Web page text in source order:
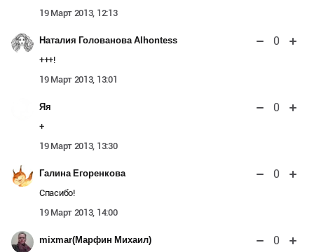
19 Март 2013, 12:13
Наталия Голованова Alhontess 0
+++!
19 Март 2013, 13:01
Яя 0
+
19 Март 2013, 13:30
Галина Егоренкова 0
Спасибо!
19 Март 2013, 14:00
mixmar(Марфин Михаил) 0